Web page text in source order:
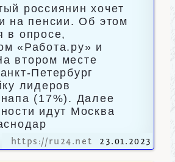
россиянин хочет
на пенсии. Об этом
в опросе,
«Работа.ру» и
втором месте
Петербург
лидеров
(17%). Далее
идут Москва
https://ru24.net 23.01.2023